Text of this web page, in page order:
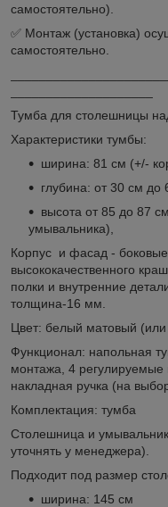
самостоятельно).
✅ Монтаж (установка)
самостоятельно.
Тумба для столешницы
Характеристики тумбы:
ширина: 81 см (+/-
глубина: от 30 см до
высота от 85 до 87
умывальника),
Корпус и фасад -
высококачественного
полки и внутренние
толщина-16 мм.
Цвет: белый матовый
Функционал: напольная
монтажа, 4
накладная ручка (на
Комплектация: тумба
Столешница и
уточнять у менеджера).
Подходит под размер
ширина: 145 см